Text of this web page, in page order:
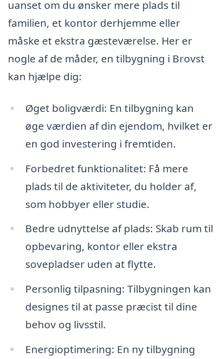
uanset om du ønsker mere plads til
familien, et kontor derhjemme eller
måske et ekstra gæsteværelse. Her er
nogle af de måder, en tilbygning i Brovst
kan hjælpe dig:
Øget boligværdi: En tilbygning kan
øge værdien af din ejendom, hvilket er
en god investering i fremtiden.
Forbedret funktionalitet: Få mere
plads til de aktiviteter, du holder af,
som hobbyer eller studie.
Bedre udnyttelse af plads: Skab rum til
opbevaring, kontor eller ekstra
sovepladser uden at flytte.
Personlig tilpasning: Tilbygningen kan
designes til at passe præcist til dine
behov og livsstil.
Energioptimering: En ny tilbygning